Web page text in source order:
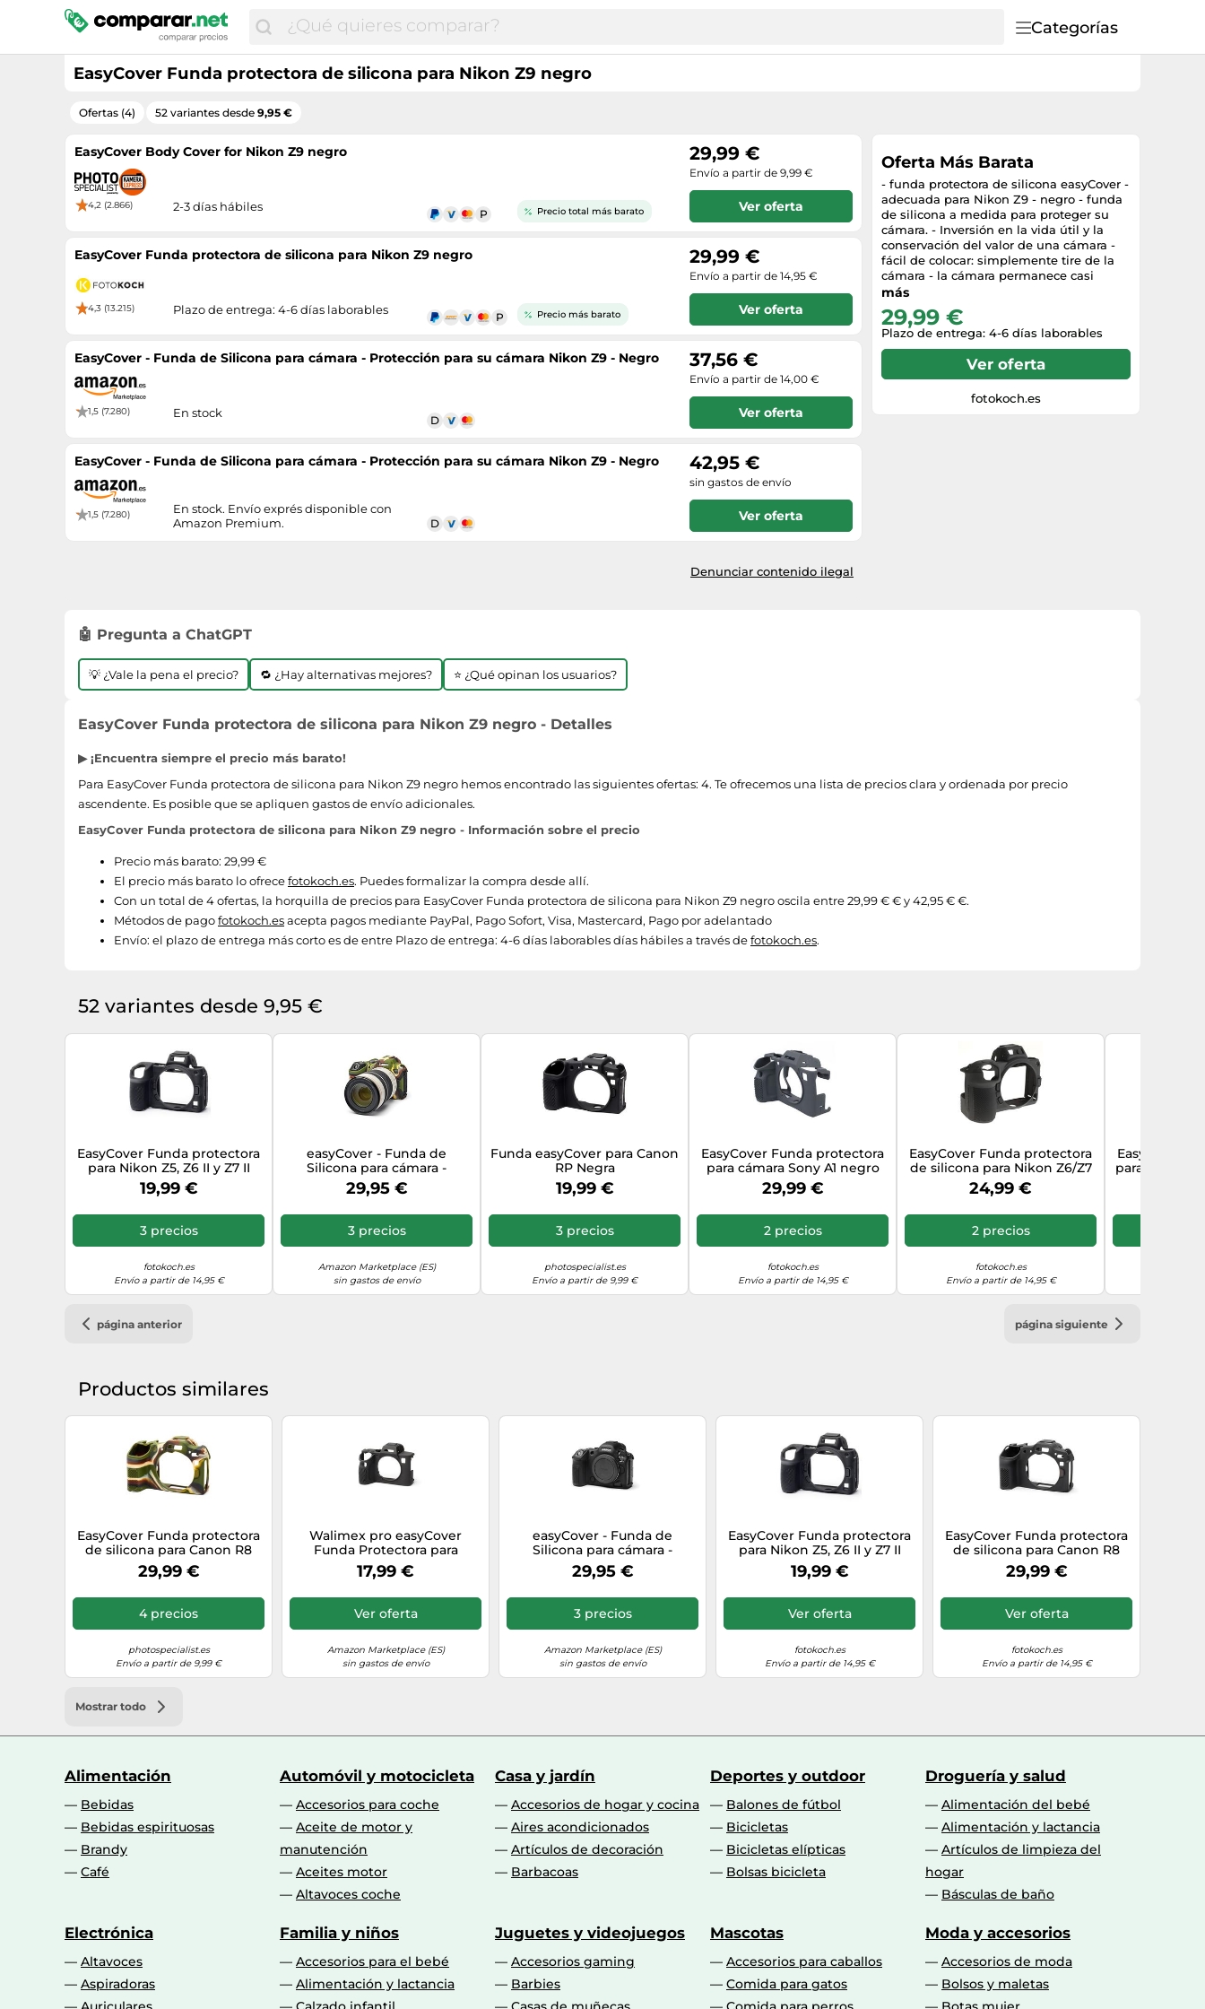
Categorías
EasyCover Funda protectora de silicona para Nikon Z9 negro
Ofertas (4) 52 variantes desde 9,95 €
EasyCover Body Cover for Nikon Z9 negro
4,2 (2.866)
Precio total más barato
2-3 días hábiles
29,99 €
Envío a partir de 9,99 €
Ver oferta
EasyCover Funda protectora de silicona para Nikon Z9 negro
4,3 (13.215)
Precio más barato
Plazo de entrega: 4-6 días laborables
29,99 €
Envío a partir de 14,95 €
Ver oferta
EasyCover - Funda de Silicona para cámara - Protección para su cámara Nikon Z9 - Negro
1,5 (7.280) En stock
37,56 €
Envío a partir de 14,00 €
Ver oferta
EasyCover - Funda de Silicona para cámara - Protección para su cámara Nikon Z9 - Negro
1,5 (7.280)
En stock. Envío exprés disponible con
Amazon Premium.
42,95 €
sin gastos de envío
Ver oferta
Denunciar contenido ilegal
Oferta Más Barata
- funda protectora de silicona easyCover -
adecuada para Nikon Z9 - negro - funda
de silicona a medida para proteger su
cámara. - Inversión en la vida útil y la
conservación del valor de una cámara -
fácil de colocar: simplemente tire de la
cámara - la cámara permanece casi
totalmente operativa - El compartimento
memoria, los diales y las pantallas
permanecen libres
más
29,99 €
Plazo de entrega: 4-6 días laborables
Ver oferta
fotokoch.es
🤖 Pregunta a ChatGPT
💡 ¿Vale la pena el precio? 🔁 ¿Hay alternativas mejores? ⭐ ¿Qué opinan los usuarios?
EasyCover Funda protectora de silicona para Nikon Z9 negro - Detalles
▶ ¡Encuentra siempre el precio más barato!
Para EasyCover Funda protectora de silicona para Nikon Z9 negro hemos encontrado las siguientes ofertas: 4. Te ofrecemos una lista de precios clara y ordenada por precio
ascendente. Es posible que se apliquen gastos de envío adicionales.
EasyCover Funda protectora de silicona para Nikon Z9 negro - Información sobre el precio
Precio más barato: 29,99 €
El precio más barato lo ofrecefotokoch.es. Puedes formalizar la compra desde allí.
Con un total de 4 ofertas, la horquilla de precios para EasyCover Funda protectora de silicona para Nikon Z9 negro oscila entre 29,99 € € y 42,95 € €.
Métodos de pagofotokoch.esacepta pagos mediante PayPal, Pago Sofort, Visa, Mastercard, Pago por adelantado
Envío: el plazo de entrega más corto es de entre Plazo de entrega: 4-6 días laborables días hábiles a través defotokoch.es.
52 variantes desde 9,95 €
EasyCover Funda protectora
para Nikon Z5, Z6 II y Z7 II
negro
19,99 €
3 precios
fotokoch.es
Envío a partir de 14,95 €
easyCover - Funda de
Silicona para cámara -
Protección para su cámara
Canon R7 - Camuflaje
29,95 €
3 precios
Amazon Marketplace (ES)
sin gastos de envío
Funda easyCover para Canon
RP Negra
19,99 €
3 precios
photospecialist.es
Envío a partir de 9,99 €
EasyCover Funda protectora
para cámara Sony A1 negro
29,99 €
2 precios
fotokoch.es
Envío a partir de 14,95 €
EasyCover Funda protectora
de silicona para Nikon Z6/Z7
negro
24,99 €
2 precios
fotokoch.es
Envío a partir de 14,95 €
EasyCover
para Canon
página anterior página siguiente
Productos similares
EasyCover Funda protectora
de silicona para Canon R8
camuflaje
29,99 €
4 precios
photospecialist.es
Envío a partir de 9,99 €
Walimex pro easyCover
Funda Protectora para
cámara Compatible con Sony
A9 II / A7R IV, Funda de
Funda para cámara para un
manejo sin restricciones
17,99 €
Ver oferta
Amazon Marketplace (ES)
sin gastos de envío
easyCover - Funda de
Silicona para cámara -
Protección para su cámara -
Canon R5 II (Negro)
29,95 €
3 precios
Amazon Marketplace (ES)
sin gastos de envío
EasyCover Funda protectora
para Nikon Z5, Z6 II y Z7 II
negro
19,99 €
Ver oferta
fotokoch.es
Envío a partir de 14,95 €
EasyCover Funda protectora
de silicona para Canon R8
negro
29,99 €
Ver oferta
fotokoch.es
Envío a partir de 14,95 €
Mostrar todo
Alimentación
Bebidas
Bebidas espirituosas
Brandy
Café
Automóvil y motocicleta
Accesorios para coche
Aceite de motor y
manutención
Aceites motor
Altavoces coche
Casa y jardín
Accesorios de hogar y cocina
Aires acondicionados
Artículos de decoración
Barbacoas
Deportes y outdoor
Balones de fútbol
Bicicletas
Bicicletas elípticas
Bolsas bicicleta
Droguería y salud
Alimentación del bebé
Alimentación y lactancia
Artículos de limpieza del
hogar
Básculas de baño
Electrónica
Altavoces
Aspiradoras
Familia y niños
Accesorios para el bebé
Alimentación y lactancia
Juguetes y videojuegos
Accesorios gaming
Barbies
Mascotas
Accesorios para caballos
Comida para gatos
Moda y accesorios
Accesorios de moda
Bolsos y maletas